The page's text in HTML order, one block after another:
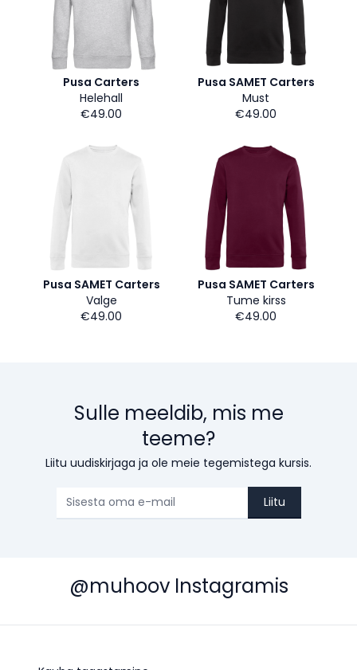
Pusa Carters
Helehall
€49.00
Pusa SAMET Carters
Must
€49.00
Pusa SAMET Carters
Valge
€49.00
Pusa SAMET Carters
Tume kirss
€49.00
Sulle meeldib, mis me
teeme?
Liitu uudiskirjaga ja ole meie tegemistega kursis.
Liitu
@muhoov Instagramis